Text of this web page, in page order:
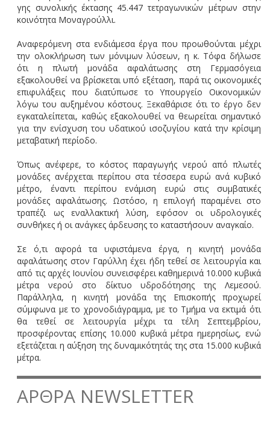
γης συνολικής έκτασης 45.447 τετραγωνικών μέτρων στην
κοινότητα Μοναγρούλλι.
Αναφερόμενη στα ενδιάμεσα έργα που προωθούνται μέχρι
την ολοκλήρωση των μόνιμων λύσεων, η κ. Τόφα δήλωσε
ότι η πλωτή μονάδα αφαλάτωσης στη Γερμασόγεια
εξακολουθεί να βρίσκεται υπό εξέταση, παρά τις οικονομικές
επιφυλάξεις που διατύπωσε το Υπουργείο Οικονομικών
λόγω του αυξημένου κόστους. Ξεκαθάρισε ότι το έργο δεν
εγκαταλείπεται, καθώς εξακολουθεί να θεωρείται σημαντικό
για την ενίσχυση του υδατικού ισοζυγίου κατά την κρίσιμη
μεταβατική περίοδο.
Όπως ανέφερε, το κόστος παραγωγής νερού από πλωτές
μονάδες ανέρχεται περίπου στα τέσσερα ευρώ ανά κυβικό
μέτρο, έναντι περίπου ενάμιση ευρώ στις συμβατικές
μονάδες αφαλάτωσης. Ωστόσο, η επιλογή παραμένει στο
τραπέζι ως εναλλακτική λύση, εφόσον οι υδρολογικές
συνθήκες ή οι ανάγκες άρδευσης το καταστήσουν αναγκαίο.
Σε ό,τι αφορά τα υφιστάμενα έργα, η κινητή μονάδα
αφαλάτωσης στον Γαρύλλη έχει ήδη τεθεί σε λειτουργία και
από τις αρχές Ιουνίου συνεισφέρει καθημερινά 10.000 κυβικά
μέτρα νερού στο δίκτυο υδροδότησης της Λεμεσού.
Παράλληλα, η κινητή μονάδα της Επισκοπής προχωρεί
σύμφωνα με το χρονοδιάγραμμα, με το Τμήμα να εκτιμά ότι
θα τεθεί σε λειτουργία μέχρι τα τέλη Σεπτεμβρίου,
προσφέροντας επίσης 10.000 κυβικά μέτρα ημερησίως, ενώ
εξετάζεται η αύξηση της δυναμικότητάς της στα 15.000 κυβικά
μέτρα.
ΑΡΘΡΑ NEWSLETTER